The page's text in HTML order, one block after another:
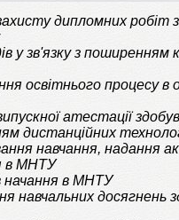
дипломних робіт
у зв'язку з поширенням
освітнього процесу в
атестації
дистанційних
навчання, надання
в МНТУ
начання в МНТУ
навчальних досягнень